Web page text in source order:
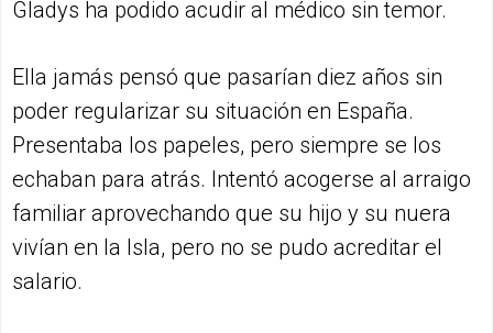
Gladys ha podido acudir al médico sin temor.
Ella jamás pensó que pasarían diez años sin
poder regularizar su situación en España.
Presentaba los papeles, pero siempre se los
echaban para atrás. Intentó acogerse al arraigo
familiar aprovechando que su hijo y su nuera
vivían en la Isla, pero no se pudo acreditar el
salario.